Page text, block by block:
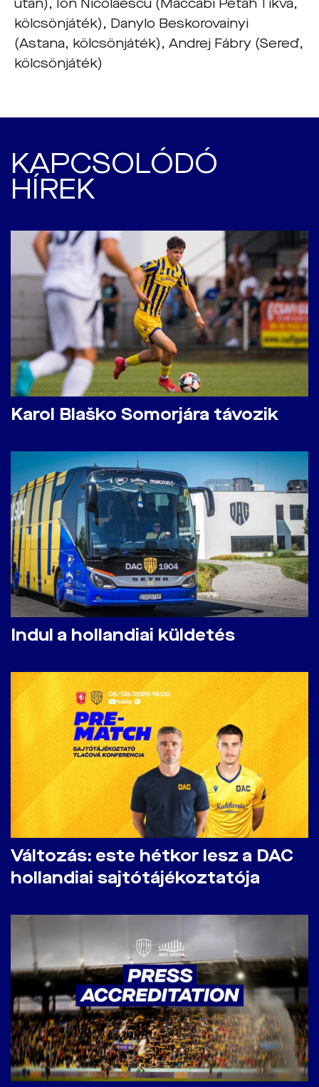
után), Ion Nicolaescu (Maccabi Petah Tikva,
kölcsönjáték), Danylo Beskorovainyi
(Astana, kölcsönjáték), Andrej Fábry (Sereď,
kölcsönjáték)
KAPCSOLÓDÓ
HÍREK
Karol Blaško Somorjára távozik
Indul a hollandiai küldetés
Változás: este hétkor lesz a DAC
hollandiai sajtótájékoztatója